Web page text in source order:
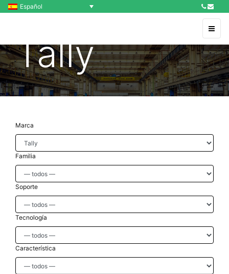
Español
Tally
Marca
Familia
Soporte
Tecnología
Característica